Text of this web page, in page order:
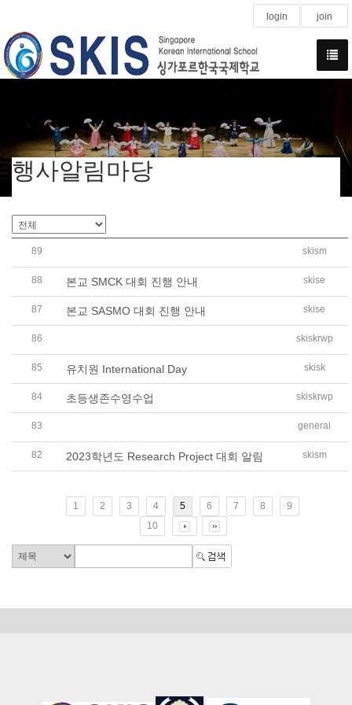
login join
행사알림마당
89 제28회 세계한국어웅변대회 싱가포르 지역예선 교내대회
skism
88 본교 SMCK 대회 진행 안내 skise
87 본교 SASMO 대회 진행 안내 skise
86 2023학년도 초등 전교어린이회 ‘한글날’ 기념 주간 활동 실
skiskrwp
85 유치원 International Day skisk
84 초등생존수영수업 skiskrwp
83 학교법인 싱가포르한국국제학교 제11대 정건진 이사장 취
general
82 2023학년도 Research Project 대회 알림 skism
1 2 3 4 5 6 7 8
9
10